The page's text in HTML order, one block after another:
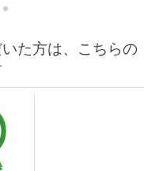
た方は、こちらの